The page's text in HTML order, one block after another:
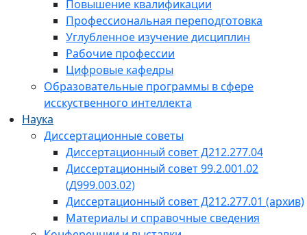
Повышение квалификации
Профессиональная переподготовка
Углубленное изучение дисциплин
Рабочие профессии
Цифровые кафедры
Образовательные программы в сфере
исскуственного интеллекта
Наука
Диссертационные советы
Диссертационный совет Д212.277.04
Диссертационный совет 99.2.001.02
(Д999.003.02)
Диссертационный совет Д212.277.01 (архив)
Материалы и справочные сведения